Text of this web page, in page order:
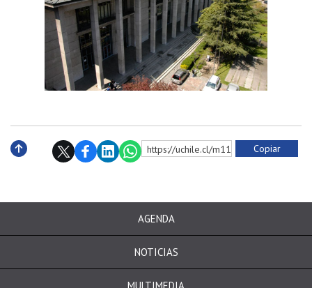
https://uchile.cl/m114234 Copiar
AGENDA
NOTICIAS